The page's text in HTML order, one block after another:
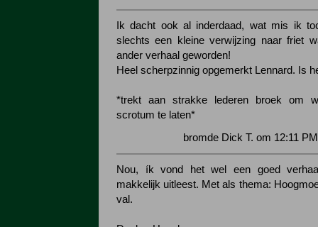
Ik dacht ook al inderdaad, wat mis ik
slechts een kleine verwijzing naar friet
ander verhaal geworden!
Heel scherpzinnig opgemerkt Lennard. Is
*trekt aan strakke lederen broek om
scrotum te laten*
bromde Dick T. om 12:11
Nou, ík vond het wel een goed
makkelijk uitleest. Met als thema:
val.